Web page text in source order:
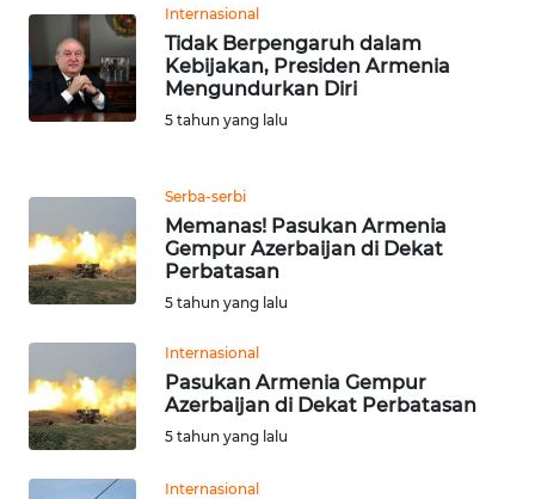
Internasional
Tidak Berpengaruh dalam
Kebijakan, Presiden Armenia
Mengundurkan Diri
5 tahun yang lalu
Serba-serbi
Memanas! Pasukan Armenia
Gempur Azerbaijan di Dekat
Perbatasan
5 tahun yang lalu
Internasional
Pasukan Armenia Gempur
Azerbaijan di Dekat Perbatasan
5 tahun yang lalu
Internasional
WN
JABAR
WN
NTT
WN
PAPUA